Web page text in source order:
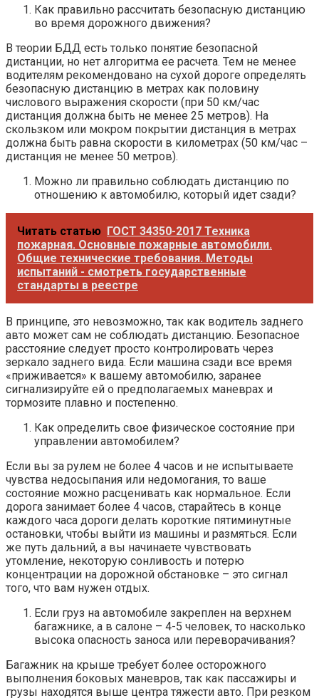
Как правильно рассчитать безопасную дистанцию
во время дорожного движения?
В теории БДД есть только понятие безопасной
дистанции, но нет алгоритма ее расчета. Тем не менее
водителям рекомендовано на сухой дороге определять
безопасную дистанцию в метрах как половину
числового выражения скорости (при 50 км/час
дистанция должна быть не менее 25 метров). На
скользком или мокром покрытии дистанция в метрах
должна быть равна скорости в километрах (50 км/час –
дистанция не менее 50 метров).
Можно ли правильно соблюдать дистанцию по
отношению к автомобилю, который идет сзади?
Читать статью ГОСТ 34350-2017 Техника
пожарная. Основные пожарные автомобили.
Общие технические требования. Методы
испытаний - смотреть государственные
стандарты в реестре
В принципе, это невозможно, так как водитель заднего
авто может сам не соблюдать дистанцию. Безопасное
расстояние следует просто контролировать через
зеркало заднего вида. Если машина сзади все время
«приживается» к вашему автомобилю, заранее
сигнализируйте ей о предполагаемых маневрах и
тормозите плавно и постепенно.
Как определить свое физическое состояние при
управлении автомобилем?
Если вы за рулем не более 4 часов и не испытываете
чувства недосыпания или недомогания, то ваше
состояние можно расценивать как нормальное. Если
дорога занимает более 4 часов, старайтесь в конце
каждого часа дороги делать короткие пятиминутные
остановки, чтобы выйти из машины и размяться. Если
же путь дальний, а вы начинаете чувствовать
утомление, некоторую сонливость и потерю
концентрации на дорожной обстановке – это сигнал
того, что вам нужен отдых.
Если груз на автомобиле закреплен на верхнем
багажнике, а в салоне – 4-5 человек, то насколько
высока опасность заноса или переворачивания?
Багажник на крыше требует более осторожного
выполнения боковых маневров, так как пассажиры и
грузы находятся выше центра тяжести авто. При резком